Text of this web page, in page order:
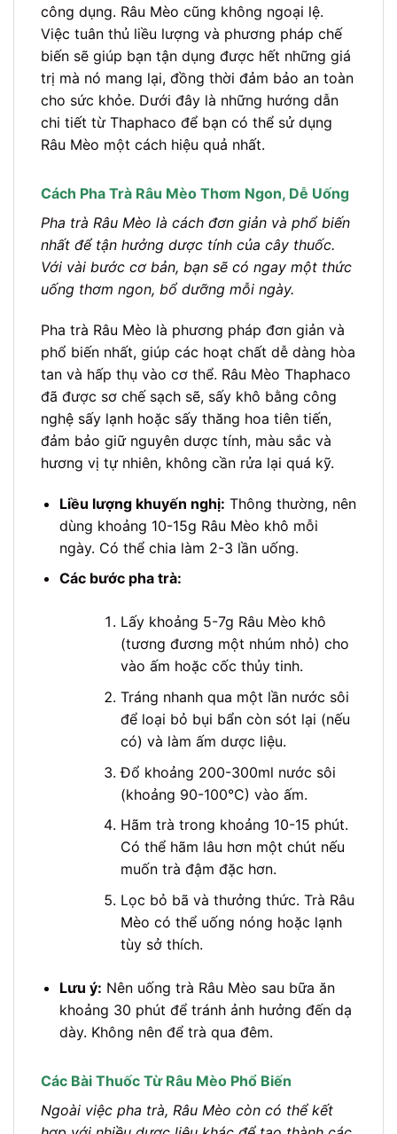
công dụng. Râu Mèo cũng không ngoại lệ.
Việc tuân thủ liều lượng và phương pháp chế
biến sẽ giúp bạn tận dụng được hết những giá
trị mà nó mang lại, đồng thời đảm bảo an toàn
cho sức khỏe. Dưới đây là những hướng dẫn
chi tiết từ Thaphaco để bạn có thể sử dụng
Râu Mèo một cách hiệu quả nhất.
Cách Pha Trà Râu Mèo Thơm Ngon, Dễ Uống
Pha trà Râu Mèo là cách đơn giản và phổ biến
nhất để tận hưởng dược tính của cây thuốc.
Với vài bước cơ bản, bạn sẽ có ngay một thức
uống thơm ngon, bổ dưỡng mỗi ngày.
Pha trà Râu Mèo là phương pháp đơn giản và
phổ biến nhất, giúp các hoạt chất dễ dàng hòa
tan và hấp thụ vào cơ thể. Râu Mèo Thaphaco
đã được sơ chế sạch sẽ, sấy khô bằng công
nghệ sấy lạnh hoặc sấy thăng hoa tiên tiến,
đảm bảo giữ nguyên dược tính, màu sắc và
hương vị tự nhiên, không cần rửa lại quá kỹ.
Liều lượng khuyến nghị: Thông thường, nên
dùng khoảng 10-15g Râu Mèo khô mỗi
ngày. Có thể chia làm 2-3 lần uống.
Các bước pha trà:
Lấy khoảng 5-7g Râu Mèo khô
(tương đương một nhúm nhỏ) cho
vào ấm hoặc cốc thủy tinh.
Tráng nhanh qua một lần nước sôi
để loại bỏ bụi bẩn còn sót lại (nếu
có) và làm ấm dược liệu.
Đổ khoảng 200-300ml nước sôi
(khoảng 90-100°C) vào ấm.
Hãm trà trong khoảng 10-15 phút.
Có thể hãm lâu hơn một chút nếu
muốn trà đậm đặc hơn.
Lọc bỏ bã và thưởng thức. Trà Râu
Mèo có thể uống nóng hoặc lạnh
tùy sở thích.
Lưu ý: Nên uống trà Râu Mèo sau bữa ăn
khoảng 30 phút để tránh ảnh hưởng đến dạ
dày. Không nên để trà qua đêm.
Các Bài Thuốc Từ Râu Mèo Phổ Biến
Ngoài việc pha trà, Râu Mèo còn có thể kết